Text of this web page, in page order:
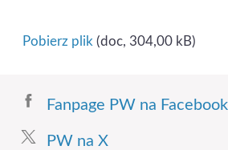
Pobierz plik (doc, 304,00 kB)
Fanpage PW na Facebook
PW na X